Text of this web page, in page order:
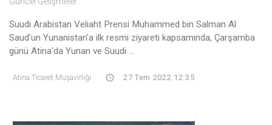
Suudi Arabistan Veliaht Prensi Muhammed bin Salman Al
Saud'un Yunanistan'a ilk resmi ziyareti kapsamında, Çarşamba
günü Atina'da Yunan ve Suudi ...
Atina Ticaret Müşavirliği 27 Tem 2022 12:35